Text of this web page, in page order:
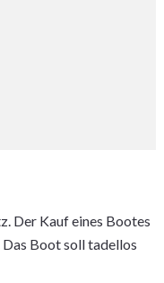
Der Kauf eines Bootes
Boot soll tadellos